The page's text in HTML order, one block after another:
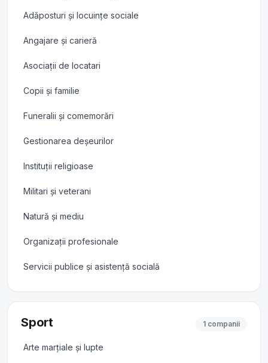
Adăposturi și locuințe sociale
Angajare și carieră
Asociații de locatari
Copii și familie
Funeralii și comemorări
Gestionarea deșeurilor
Instituții religioase
Militari și veterani
Natură și mediu
Organizații profesionale
Servicii publice și asistență socială
Sport 1 companii
Arte marțiale și lupte